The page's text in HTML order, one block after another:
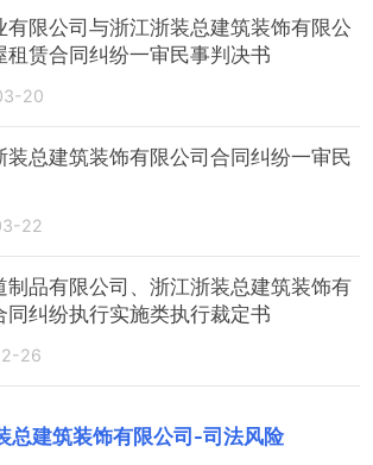
有限公司与浙江浙装总建筑装饰有限公
租赁合同纠纷一审民事判决书
20
装总建筑装饰有限公司合同纠纷一审民
22
制品有限公司、浙江浙装总建筑装饰有
同纠纷执行实施类执行裁定书
26
总建筑装饰有限公司 -司法风险